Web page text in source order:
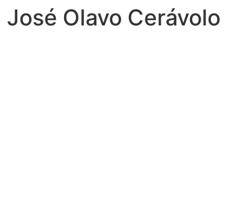
José Olavo Cerávolo